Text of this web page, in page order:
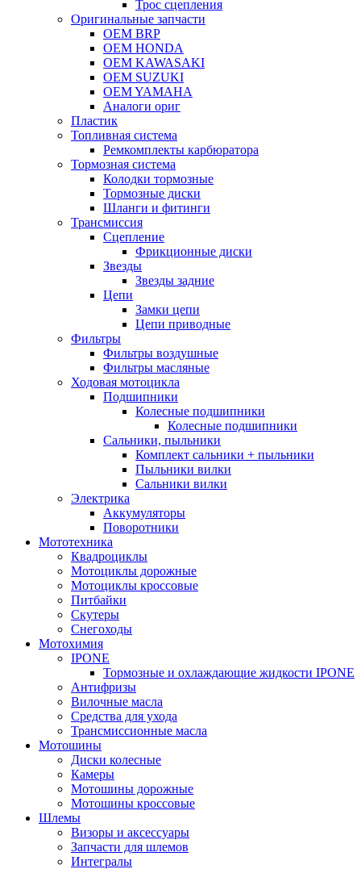
Трос сцепления
Оригинальные запчасти
OEM BRP
OEM HONDA
OEM KAWASAKI
OEM SUZUKI
OEM YAMAHA
Аналоги ориг
Пластик
Топливная система
Ремкомплекты карбюратора
Тормозная система
Колодки тормозные
Тормозные диски
Шланги и фитинги
Трансмиссия
Cцепление
Фрикционные диски
Звезды
Звезды задние
Цепи
Замки цепи
Цепи приводные
Фильтры
Фильтры воздушные
Фильтры масляные
Ходовая мотоцикла
Подшипники
Колесные подшипники
Колесные подшипники
Сальники, пыльники
Комплект сальники + пыльники
Пыльники вилки
Сальники вилки
Электрика
Аккумуляторы
Поворотники
Мототехника
Квадроциклы
Мотоциклы дорожные
Мотоциклы кроссовые
Питбайки
Скутеры
Снегоходы
Мотохимия
IPONE
Тормозные и охлаждающие жидкости IPONE
Антифризы
Вилочные масла
Средства для ухода
Трансмиссионные масла
Мотошины
Диски колесные
Камеры
Мотошины дорожные
Мотошины кроссовые
Шлемы
Визоры и аксессуары
Запчасти для шлемов
Интегралы